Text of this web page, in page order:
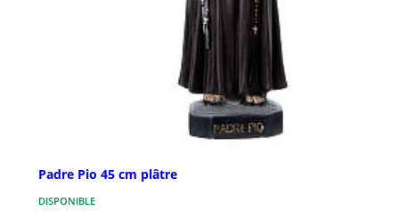
Padre Pio 45 cm plâtre
DISPONIBLE